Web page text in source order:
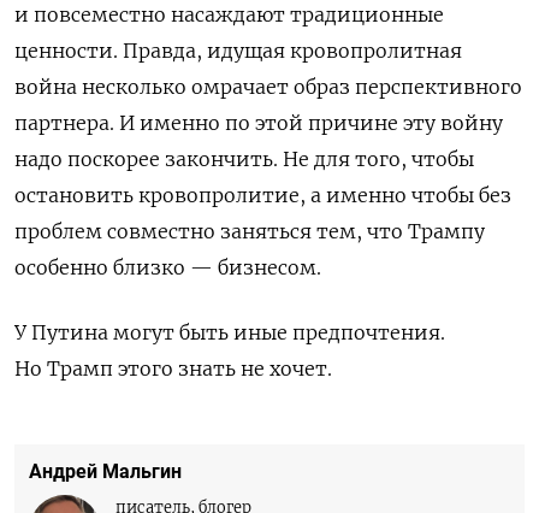
и повсеместно насаждают традиционные
ценности. Правда, идущая кровопролитная
война несколько омрачает образ перспективного
партнера. И именно по этой причине эту войну
надо поскорее закончить. Не для того, чтобы
остановить кровопролитие, а именно чтобы без
проблем совместно заняться тем, что Трампу
особенно близко — бизнесом.
У Путина могут быть иные предпочтения.
Но Трамп этого знать не хочет.
Андрей Мальгин
писатель, блогер